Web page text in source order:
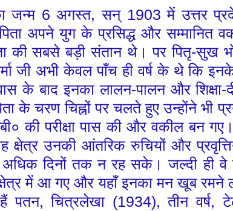
जन्म 6 अगस्त,सन् 1903 में उत्तर
अपने युग के प्रसिद्ध और सम्मानित
की सबसे बड़ी संतान थे। पर पितृ-सुख
जी अभी केवल पाँच ही वर्ष के थे कि इनके
के बाद इनका लालन-पालन और शिक्षा-
के चरण चिह्नों पर चलते हुए उन्होंने भी
की परीक्षा पास की और वकील बन गए।
क्षेत्र उनकी आंतरिक रुचियों और
दिनों तक न रह सके। जल्दी ही
में आ गए और यहाँ इनका मन खूब रमने
पतन, चित्रलेखा (1934), तीन वर्ष,